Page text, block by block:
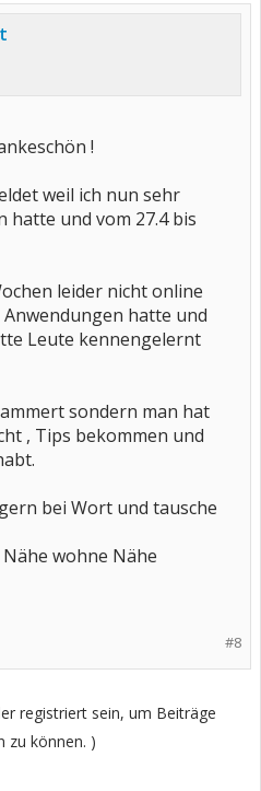
!
weil ich nun sehr
hatte und vom 27.4 bis
leider nicht online
Anwendungen hatte und
Leute kennengelernt
sondern man hat
, Tips bekommen und
bei Wort und tausche
wohne Nähe
#8
registriert sein, um Beiträge
zu können. )